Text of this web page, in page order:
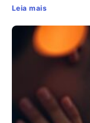
Leia mais